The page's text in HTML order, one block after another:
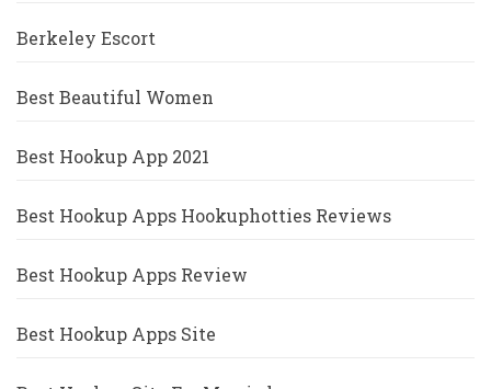
Berkeley Escort
Best Beautiful Women
Best Hookup App 2021
Best Hookup Apps Hookuphotties Reviews
Best Hookup Apps Review
Best Hookup Apps Site